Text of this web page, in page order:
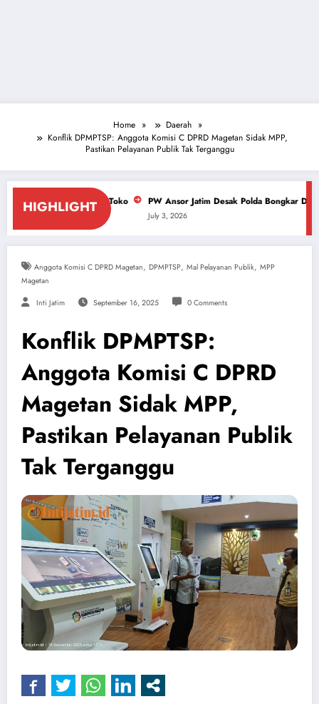
Home
Daerah
Konflik DPMPTSP: Anggota Komisi C DPRD Magetan Sidak MPP,
Pastikan Pelayanan Publik Tak Terganggu
HIGHLIGHT
Toko PW Ansor Jatim Desak Polda Bongkar Dalang Tambang
July 3, 2026
Anggota Komisi C DPRD Magetan, DPMPTSP, Mal Pelayanan Publik, MPP
Magetan
Inti Jatim September 16, 2025 0 Comments
Konflik DPMPTSP:
Anggota Komisi C DPRD
Magetan Sidak MPP,
Pastikan Pelayanan Publik
Tak Terganggu